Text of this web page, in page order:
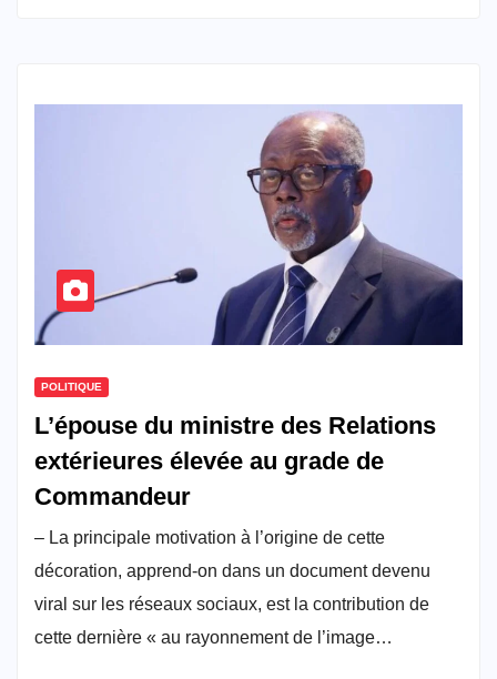
POLITIQUE
L’épouse du ministre des Relations
extérieures élevée au grade de
Commandeur
– La principale motivation à l’origine de cette
décoration, apprend-on dans un document devenu
viral sur les réseaux sociaux, est la contribution de
cette dernière « au rayonnement de l’image…